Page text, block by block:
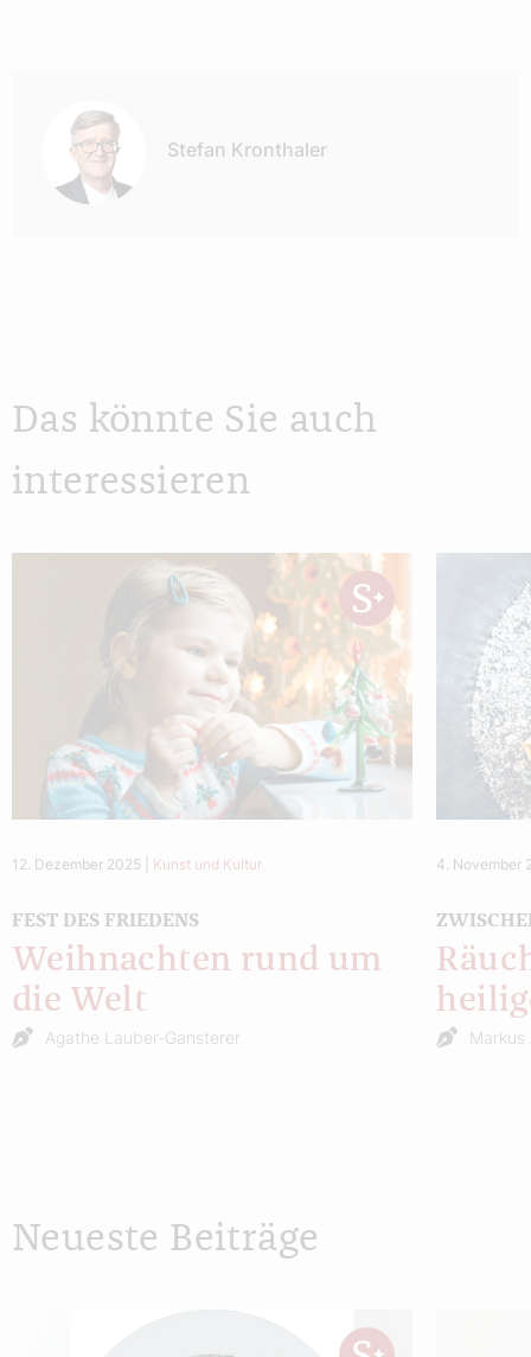
Stefan Kronthaler
Das könnte Sie auch
interessieren
12. Dezember 2025 Kunst und Kultur
FEST DES FRIEDENS
Weihnachten rund um
die Welt
Agathe Lauber-Gansterer
4. November
Markus
Neueste Beiträge